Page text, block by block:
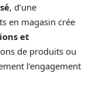
, d’une
en magasin crée
et
de produits ou
l’engagement